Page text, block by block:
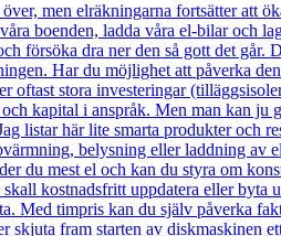
men elräkningarna fortsätter att
boenden, ladda våra el-bilar och
försöka dra ner den så gott det går.
Har du möjlighet att påverka
oftast stora investeringar
kapital i anspråk. Men man kan ju
listar här lite smarta produkter och
belysning eller laddning av
du mest el och kan du styra om
kostnadsfritt uppdatera eller byta
Med timpris kan du själv påverka
skjuta fram starten av diskmaskinen